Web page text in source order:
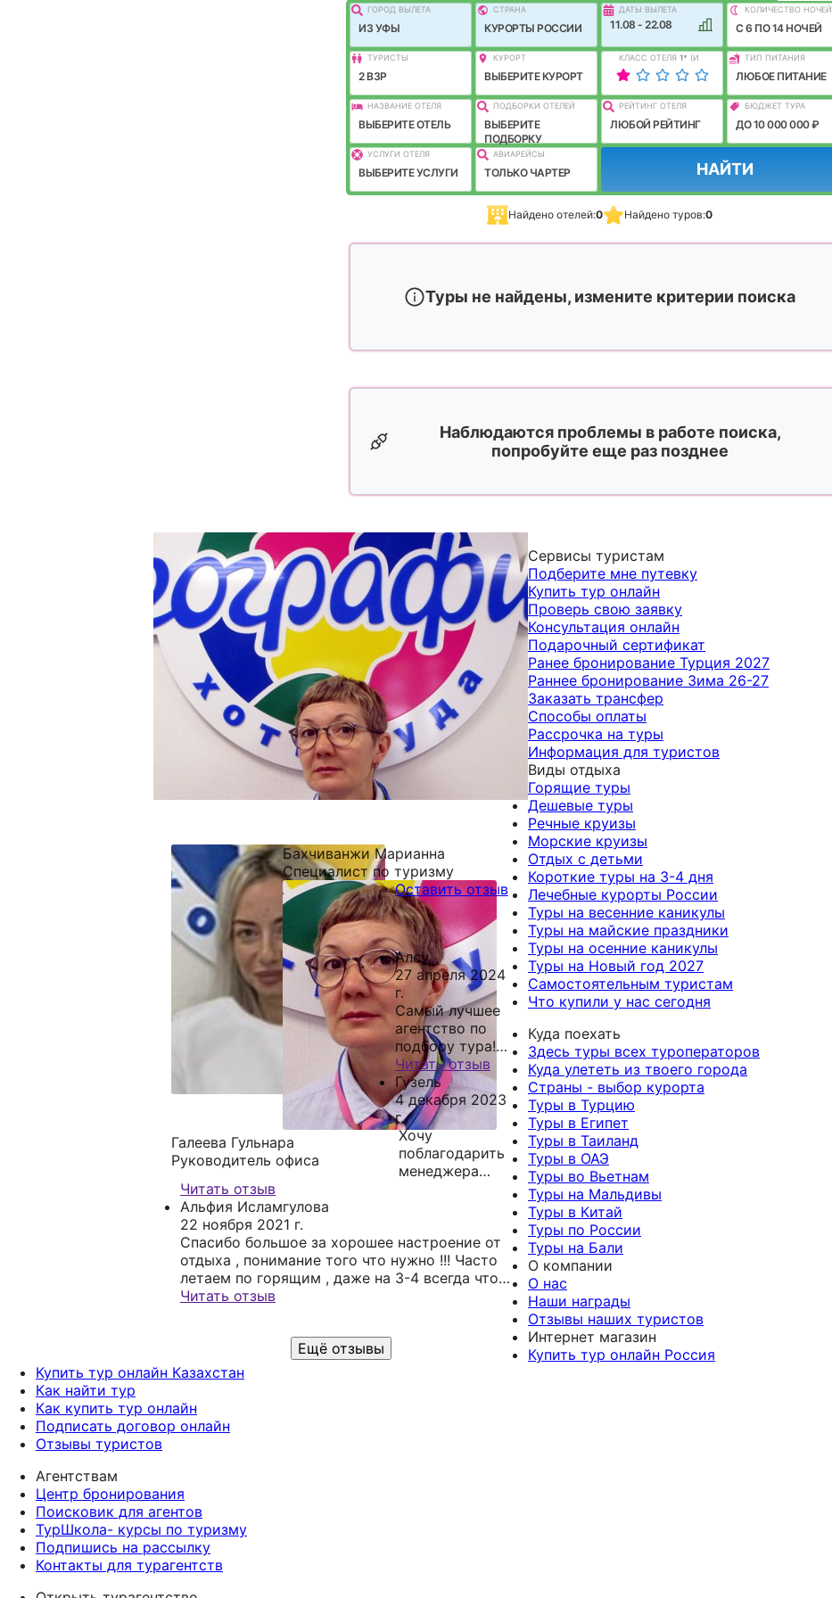
ГОРОД ВЫЛEТА
ИЗ УФЫ
СТРАНА
КУРОРТЫ РОССИИ
ДАТЫ ВЫЛЕТА
11.08 - 22.08
КОЛИЧЕСТВО НОЧЕЙ
C 6 ПО 14 НОЧЕЙ
ТУРИСТЫ
2 ВЗР
КУРОРТ
ВЫБЕРИТЕ КУРОРТ
КЛАСС ОТЕЛЯ 1* (И
ЛУЧШЕ)
ТИП ПИТАНИЯ
ЛЮБОЕ ПИТАНИЕ
НАЗВАНИЕ ОТЕЛЯ
ВЫБЕРИТЕ ОТЕЛЬ
ПОДБОРКИ ОТЕЛЕЙ
ВЫБЕРИТЕ
ПОДБОРКУ
РЕЙТИНГ ОТЕЛЯ
ЛЮБОЙ РЕЙТИНГ
БЮДЖЕТ ТУРА
ДО 10 000 000 ₽
УСЛУГИ ОТЕЛЯ
ВЫБЕРИТЕ УСЛУГИ
АВИАРЕЙСЫ
ТОЛЬКО ЧАРТЕР НАЙТИ
Найдено отелей:0 Найдено туров:0
Туры не найдены, измените критерии поиска
Наблюдаются проблемы в работе поиска,
попробуйте еще раз позднее
Бахчиванжи Марианна
Специалист по туризму
Галеева Гульнара
Руководитель офиса
Оставить отзыв
Алсу
27 апреля 2024
г.
Самый лучшее
агентство по
подбору тура!
Огромное
спасибо
Марианне за
помощь в
подборе и
сопровождение.
Помогла найти
отель, в мой
любимый город
Кемер. Всегда
Читать отзыв
Гузель
4 декабря 2023
г.
Хочу
поблагодарить
менеджера
подборе тура в
ОАЭ, а именно
в Дубай. Были
Читать отзыв
Альфия Исламгулова
22 ноября 2021 г.
Спасибо большое за хорошее настроение от
отдыха , понимание того что нужно !!! Часто
летаем по горящим , даже на 3-4 всегда что
то приемлемое находится .
Читать отзыв
Ещё отзывы
Сервисы туристам
Подберите мне путевку
Купить тур онлайн
Проверь свою заявку
Консультация онлайн
Подарочный сертификат
Ранее бронирование Турция 2027
Раннее бронирование Зима 26-27
Заказать трансфер
Способы оплаты
Рассрочка на туры
Информация для туристов
Виды отдыха
Горящие туры
Дешевые туры
Речные круизы
Морские круизы
Отдых с детьми
Короткие туры на 3-4 дня
Лечебные курорты России
Туры на весенние каникулы
Туры на майские праздники
Туры на осенние каникулы
Туры на Новый год 2027
Самостоятельным туристам
Что купили у нас сегодня
Куда поехать
Здесь туры всех туроператоров
Куда улететь из твоего города
Страны - выбор курорта
Туры в Турцию
Туры в Египет
Туры в Таиланд
Туры в ОАЭ
Туры во Вьетнам
Туры на Мальдивы
Туры в Китай
Туры по России
Туры на Бали
О компании
О нас
Наши награды
Отзывы наших туристов
Интернет магазин
Купить тур онлайн Россия
Купить тур онлайн Казахстан
Как найти тур
Как купить тур онлайн
Подписать договор онлайн
Отзывы туристов
Агентствам
Центр бронирования
Поисковик для агентов
ТурШкола- курсы по туризму
Подпишись на рассылку
Контакты для турагентств